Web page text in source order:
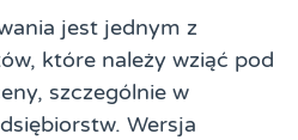
jest jednym z
które należy wziąć pod
szczególnie w
Wersja